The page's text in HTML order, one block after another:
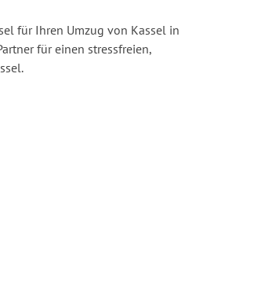
für Ihren Umzug von Kassel in
für einen stressfreien,